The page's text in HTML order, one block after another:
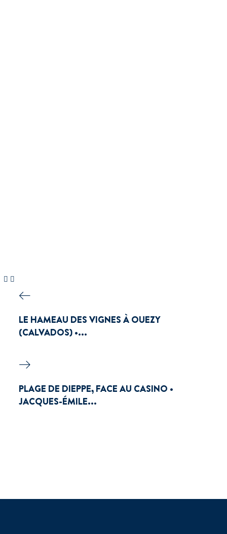
LE HAMEAU DES VIGNES À OUEZY
(CALVADOS) •...
PLAGE DE DIEPPE, FACE AU CASINO •
JACQUES-ÉMILE...